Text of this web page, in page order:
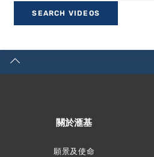
關於滙基
願景及使命